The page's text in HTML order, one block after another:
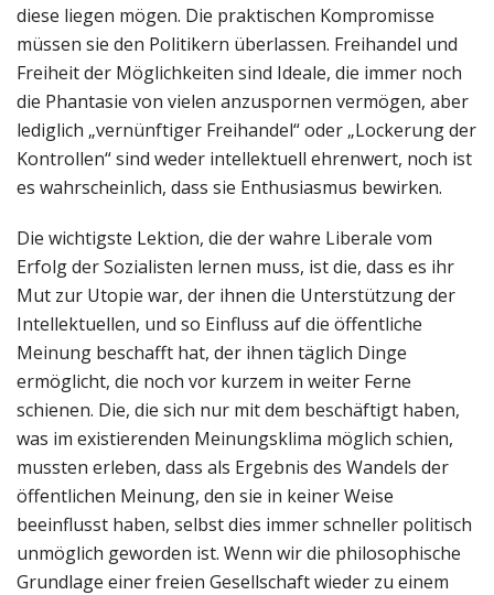
diese liegen mögen. Die praktischen Kompromisse
müssen sie den Politikern überlassen. Freihandel und
Freiheit der Möglichkeiten sind Ideale, die immer noch
die Phantasie von vielen anzuspornen vermögen, aber
lediglich „vernünftiger Freihandel“ oder „Lockerung der
Kontrollen“ sind weder intellektuell ehrenwert, noch ist
es wahrscheinlich, dass sie Enthusiasmus bewirken.
Die wichtigste Lektion, die der wahre Liberale vom
Erfolg der Sozialisten lernen muss, ist die, dass es ihr
Mut zur Utopie war, der ihnen die Unterstützung der
Intellektuellen, und so Einfluss auf die öffentliche
Meinung beschafft hat, der ihnen täglich Dinge
ermöglicht, die noch vor kurzem in weiter Ferne
schienen. Die, die sich nur mit dem beschäftigt haben,
was im existierenden Meinungsklima möglich schien,
mussten erleben, dass als Ergebnis des Wandels der
öffentlichen Meinung, den sie in keiner Weise
beeinflusst haben, selbst dies immer schneller politisch
unmöglich geworden ist. Wenn wir die philosophische
Grundlage einer freien Gesellschaft wieder zu einem